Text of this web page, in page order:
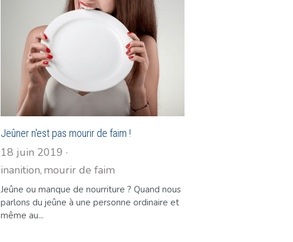
Jeûner n'est pas mourir de faim !
18 juin 2019 ·
inanition, mourir de faim
Jeûne ou manque de nourriture ? Quand nous
parlons du jeûne à une personne ordinaire et
même au...